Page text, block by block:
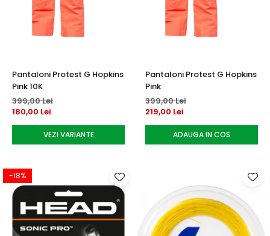
Pantaloni Protest G Hopkins
Pink 10K
399,00 Lei
180,00 Lei
VEZI VARIANTE
Pantaloni Protest G Hopkins
Pink
399,00 Lei
219,00 Lei
ADAUGA IN COS
-18%